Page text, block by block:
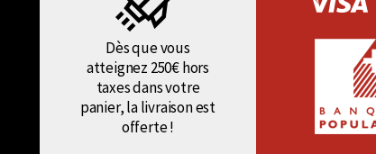
Dès que vous
atteignez 250€ hors
taxes dans votre
panier, la livraison est
offerte !